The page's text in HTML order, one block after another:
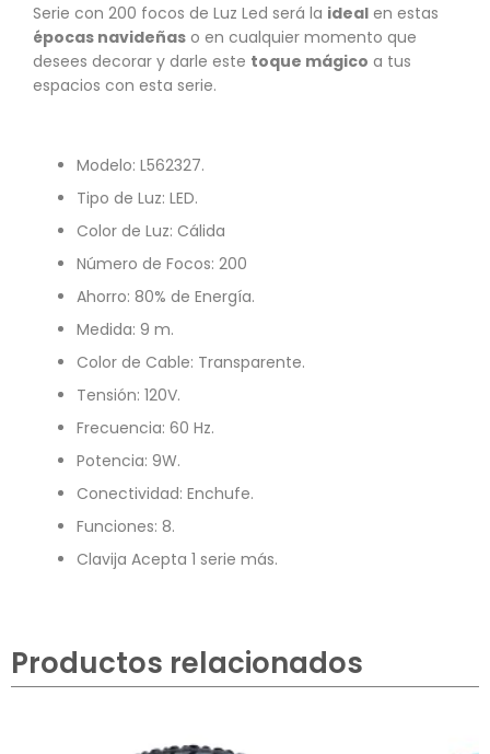
Serie con 200 focos de Luz Led será la ideal en estas
épocas navideñas o en cualquier momento que
desees decorar y darle este toque mágico a tus
espacios con esta serie.
Modelo: L562327.
Tipo de Luz: LED.
Color de Luz: Cálida
Número de Focos: 200
Ahorro: 80% de Energía.
Medida: 9 m.
Color de Cable: Transparente.
Tensión: 120V.
Frecuencia: 60 Hz.
Potencia: 9W.
Conectividad: Enchufe.
Funciones: 8.
Clavija Acepta 1 serie más.
Productos relacionados